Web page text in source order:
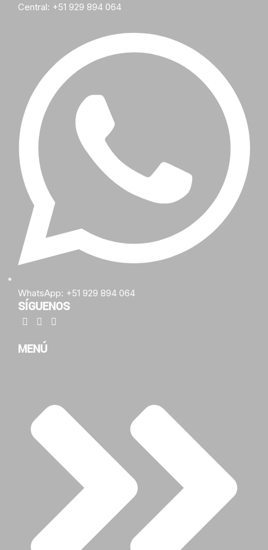
Central: +51 929 894 064
WhatsApp: +51 929 894 064
SÍGUENOS
MENÚ